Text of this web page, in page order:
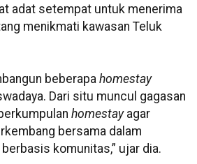
adat setempat untuk menerima
menikmati kawasan Teluk
beberapa homestay
Dari situ muncul gagasan
homestayagar
bersama dalam
komunitas,” ujar dia.